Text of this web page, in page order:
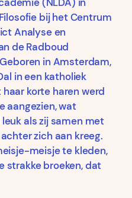
(NLDA) in
bij het Centrum
Analyse en
de Radboud
in Amsterdam,
in een katholiek
korte haren werd
aangezien, wat
als zij samen met
zich aan kreeg.
meisje te kleden,
strakke broeken, dat